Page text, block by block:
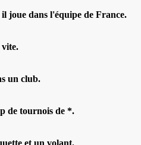
joue dans l'équipe de France.
vite.
un club.
de tournois de *.
et un volant.